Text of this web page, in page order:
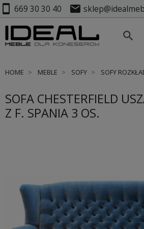
smartphone 669 30 30 40 mail
search
HOME MEBLE SOFY SOFY
SOFA CHESTERFIELD
Z F. SPANIA 3 OS.